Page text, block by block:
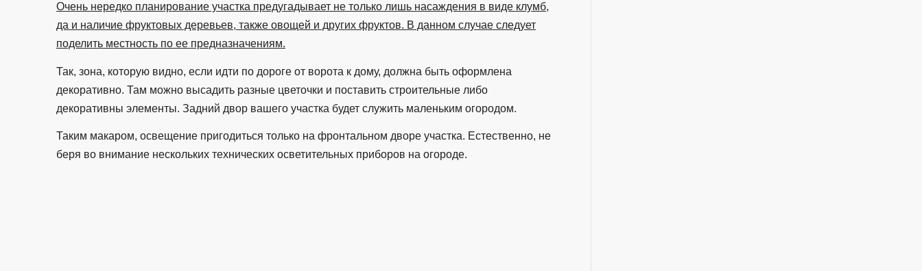
Очень нередко планирование участка предугадывает не только лишь насаждения в виде клумб,
да и наличие фруктовых деревьев, также овощей и других фруктов. В данном случае следует
поделить местность по ее предназначениям.
Так, зона, которую видно, если идти по дороге от ворота к дому, должна быть оформлена
декоративно. Там можно высадить разные цветочки и поставить строительные либо
декоративны элементы. Задний двор вашего участка будет служить маленьким огородом.
Таким макаром, освещение пригодиться только на фронтальном дворе участка. Естественно, не
беря во внимание нескольких технических осветительных приборов на огороде.